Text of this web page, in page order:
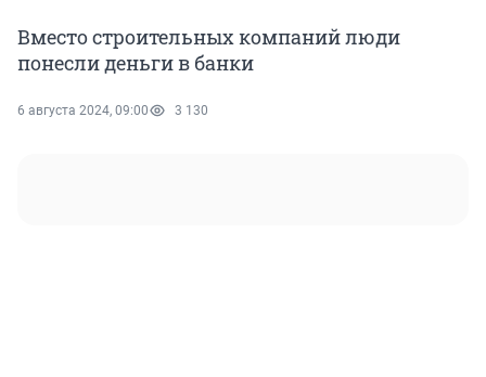
Вместо строительных компаний люди
понесли деньги в банки
6 августа 2024, 09:00 3 130